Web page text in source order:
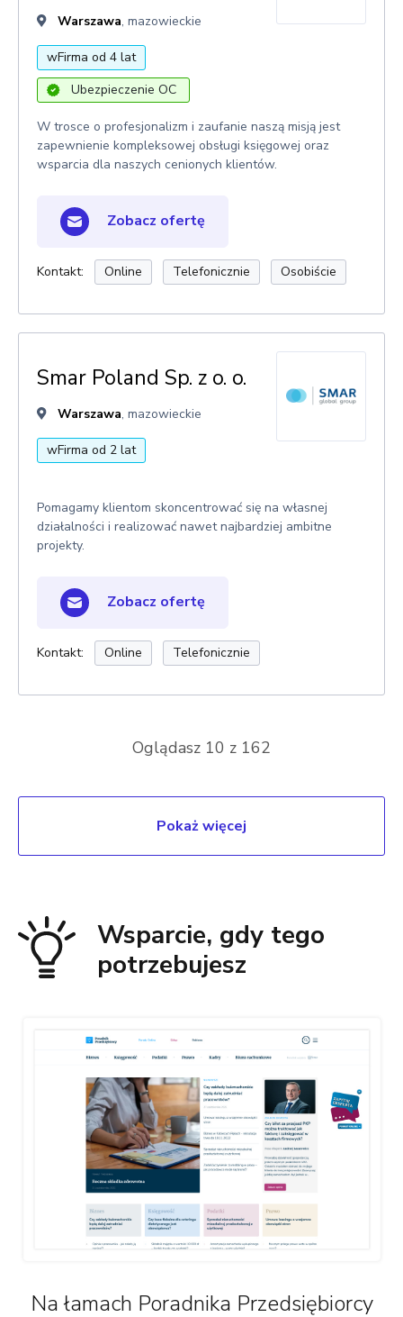
Warszawa, mazowieckie
wFirma od 4 lat
Ubezpieczenie OC
W trosce o profesjonalizm i zaufanie naszą misją jest
zapewnienie kompleksowej obsługi księgowej oraz
wsparcia dla naszych cenionych klientów.
Zobacz ofertę
Kontakt: Online Telefonicznie Osobiście
Smar Poland Sp. z o. o.
Warszawa, mazowieckie
wFirma od 2 lat
Pomagamy klientom skoncentrować się na własnej
działalności i realizować nawet najbardziej ambitne
projekty.
Zobacz ofertę
Kontakt: Online Telefonicznie
Oglądasz 10 z 162
Pokaż więcej
Wsparcie, gdy tego
potrzebujesz
Na łamach Poradnika Przedsiębiorcy